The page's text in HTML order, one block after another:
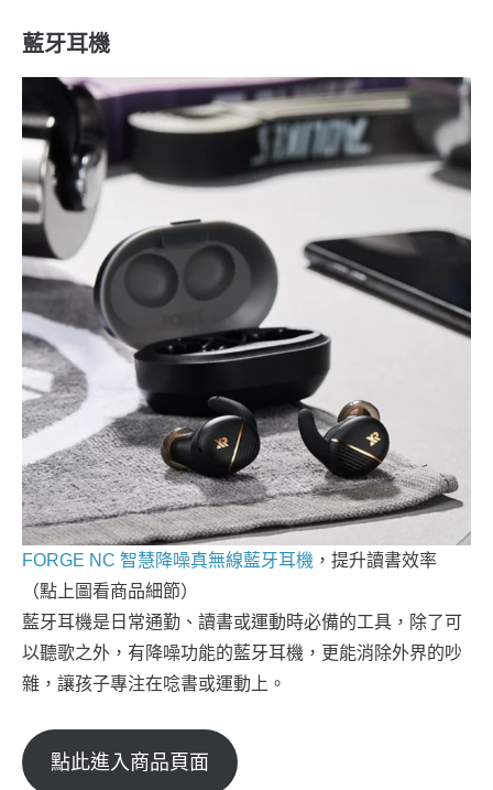
藍牙耳機
FORGE NC 智慧降噪真無線藍牙耳機 ，提升讀書效率
（點上圖看商品細節）
藍牙耳機是日常通勤、讀書或運動時必備的工具，除了可
以聽歌之外，有降噪功能的藍牙耳機，更能消除外界的吵
雜，讓孩子專注在唸書或運動上。
點此進入商品頁面